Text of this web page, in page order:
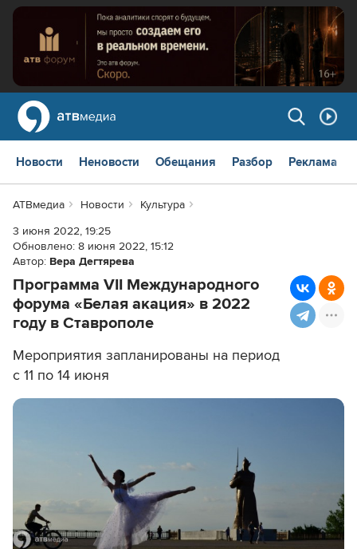
Новости Неновости Обещания Разбор Реклама
АТВмедиа Новости
Культура
3 июня 2022, 19:25
Обновлено: 8 июня 2022, 15:12
Автор: Вера Дегтярева
Программа VII Международного
форума «Белая акация» в 2022
году в Ставрополе
Мероприятия запланированы на период
с 11 по 14 июня